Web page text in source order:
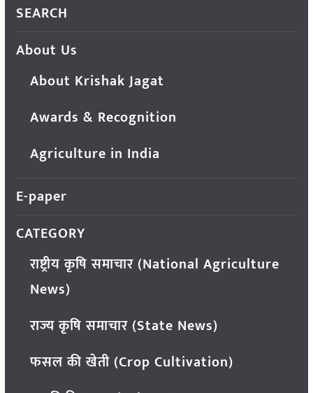
SEARCH
About Us
About Krishak Jagat
Awards & Recognition
Agriculture in India
E-paper
CATEGORY
राष्ट्रीय कृषि समाचार (National Agriculture
News)
राज्य कृषि समाचार (State News)
फसल की खेती (Crop Cultivation)